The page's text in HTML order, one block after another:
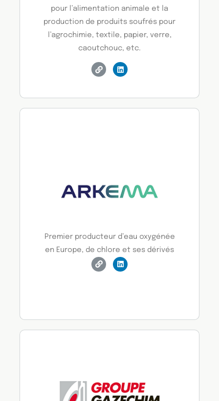
pour l’alimentation animale et la
production de produits soufrés pour
l’agrochimie, textile, papier, verre,
caoutchouc, etc.
Premier producteur d’eau oxygénée
en Europe, de chlore et ses dérivés